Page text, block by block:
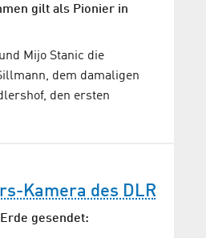
gilt als Pionier in
Mijo Stanic die
dem damaligen
den ersten
Kamera des DLR
gesendet: